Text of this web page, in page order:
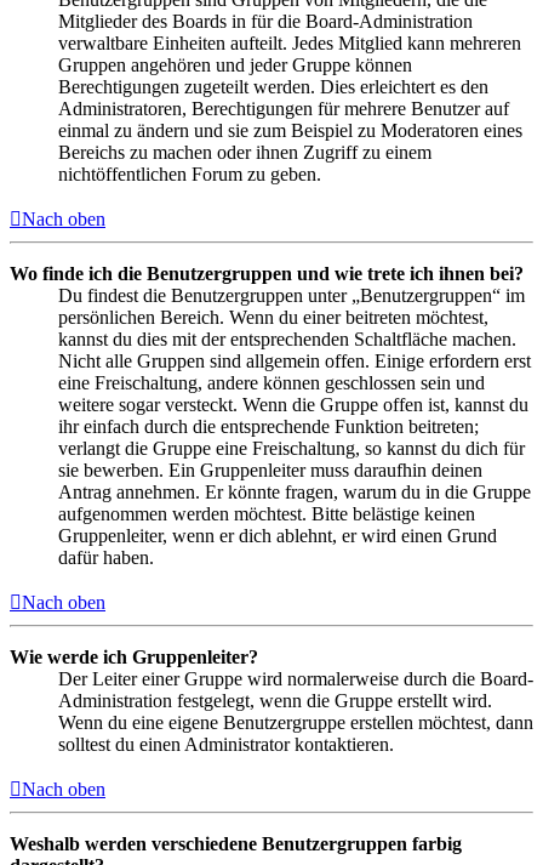
Mitglieder des Boards in für die Board-Administration
verwaltbare Einheiten aufteilt. Jedes Mitglied kann mehreren
Gruppen angehören und jeder Gruppe können
Berechtigungen zugeteilt werden. Dies erleichtert es den
Administratoren, Berechtigungen für mehrere Benutzer auf
einmal zu ändern und sie zum Beispiel zu Moderatoren eines
Bereichs zu machen oder ihnen Zugriff zu einem
nichtöffentlichen Forum zu geben.
Nach oben
Wo finde ich die Benutzergruppen und wie trete ich ihnen bei?
Du findest die Benutzergruppen unter „Benutzergruppen“ im
persönlichen Bereich. Wenn du einer beitreten möchtest,
kannst du dies mit der entsprechenden Schaltfläche machen.
Nicht alle Gruppen sind allgemein offen. Einige erfordern erst
eine Freischaltung, andere können geschlossen sein und
weitere sogar versteckt. Wenn die Gruppe offen ist, kannst du
ihr einfach durch die entsprechende Funktion beitreten;
verlangt die Gruppe eine Freischaltung, so kannst du dich für
sie bewerben. Ein Gruppenleiter muss daraufhin deinen
Antrag annehmen. Er könnte fragen, warum du in die Gruppe
aufgenommen werden möchtest. Bitte belästige keinen
Gruppenleiter, wenn er dich ablehnt, er wird einen Grund
dafür haben.
Nach oben
Wie werde ich Gruppenleiter?
Der Leiter einer Gruppe wird normalerweise durch die Board-
Administration festgelegt, wenn die Gruppe erstellt wird.
Wenn du eine eigene Benutzergruppe erstellen möchtest, dann
solltest du einen Administrator kontaktieren.
Nach oben
Weshalb werden verschiedene Benutzergruppen farbig